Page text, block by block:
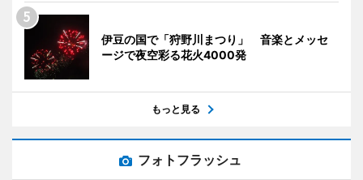
伊豆の国で「狩野川まつり」 音楽とメッセ
ージで夜空彩る花火4000発
もっと見る
フォトフラッシュ